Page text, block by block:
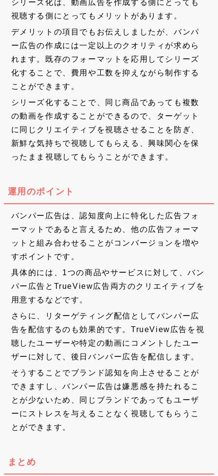
シリーズ化は、動画広告を作成する側にとっても
視聴する側にとってもメリットがあります。
デメリットの項目でもお伝えしましたが、バンパ
ー広告の作成には一定以上のクオリティが求めら
れます。既存のフォーマットを応用してシリーズ
化することで、費用や工数を抑えながら制作する
ことができます。
シリーズ化することで、同じ商品であっても複数
の動画を作成することができるので、ターゲット
に同じクリエイティブを視聴させることを防ぎ、
新鮮な気持ちで視聴してもらえる、興味関心を保
ったまま視聴してもらうことができます。
運用のポイント
バンパー広告は、認知度向上に特化した広告フォ
ーマットであると言えるため、他の広告フォーマ
ットと組み合わせることがコンバージョンを増や
すポイントです。
具体的には、1つの商品やサービスに対して、バン
パー広告とTrueView広告両方のクリエイティブを
用意するなどです。
さらに、リターゲティング配信としてバンパー広
告を配信するのも効果的です。TrueView広告を視
聴したユーザーや特定の動画にコメントしたユー
ザーに対して、後日バンパー広告を配信します。
そうすることでブランド認知を向上させることが
できますし、バンパー広告は嫌悪感を持たれるこ
とが少ないため、同じブランドであってもユーザ
ーにストレスを与えることなく視聴してもらうこ
とができます。
まとめ